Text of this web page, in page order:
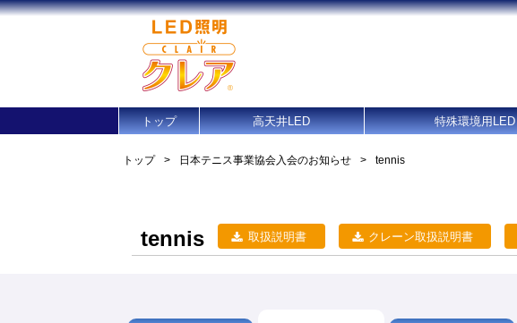
トップ 高天井LED 特殊環境用LED
トップ > 日本テニス事業協会入会のお知らせ > tennis
tennis 取扱説明書 クレーン取扱説明書